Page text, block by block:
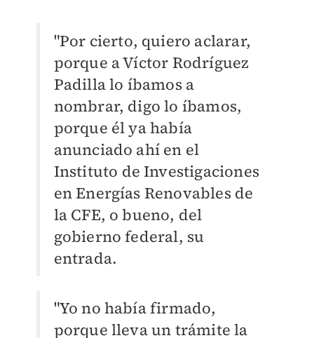
"Por cierto, quiero aclarar,
porque a Víctor Rodríguez
Padilla lo íbamos a
nombrar, digo lo íbamos,
porque él ya había
anunciado ahí en el
Instituto de Investigaciones
en Energías Renovables de
la CFE, o bueno, del
gobierno federal, su
entrada.
"Yo no había firmado,
porque lleva un trámite la